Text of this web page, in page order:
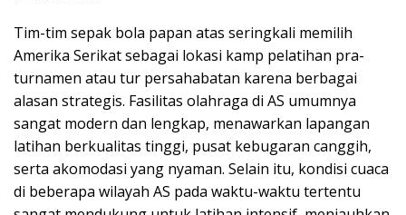
Tim-tim sepak bola papan atas seringkali memilih
Amerika Serikat sebagai lokasi kamp pelatihan pra-
turnamen atau tur persahabatan karena berbagai
alasan strategis. Fasilitas olahraga di AS umumnya
sangat modern dan lengkap, menawarkan lapangan
latihan berkualitas tinggi, pusat kebugaran canggih,
serta akomodasi yang nyaman. Selain itu, kondisi cuaca
di beberapa wilayah AS pada waktu-waktu tertentu